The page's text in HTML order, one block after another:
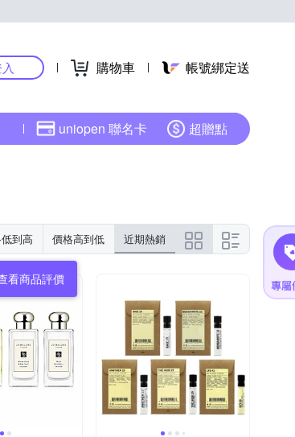
購物車 帳號綁定送
uniopen 聯名卡 超贈點
到高 價格高到低 近期熱銷
看商品評價